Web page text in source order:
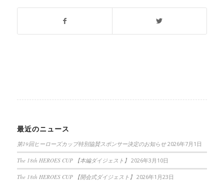
最近のニュース
第19回ヒーローズカップ特別協賛スポンサー決定のお知らせ 2026年7月1日
The 18th HEROES CUP 【本編ダイジェスト】 2026年3月10日
The 18th HEROES CUP 【開会式ダイジェスト】 2026年1月23日